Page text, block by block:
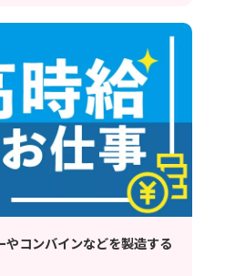
やコンバインなどを製造する